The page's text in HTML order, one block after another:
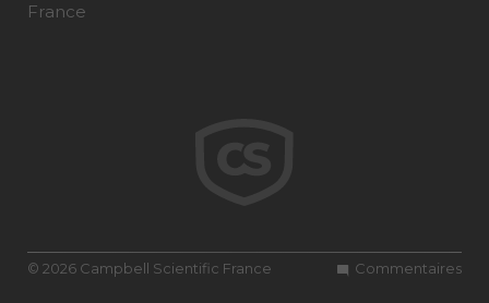
France
Commentaires
© 2026 Campbell Scientific France